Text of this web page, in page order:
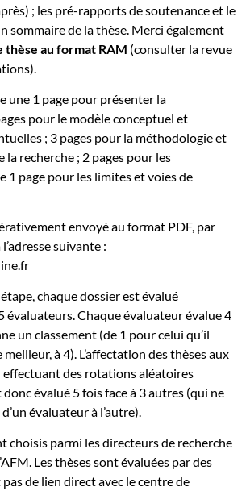
; les pré-rapports de soutenance et le
sommaire de la thèse. Merci également
thèse au format RAM (consulter la revue
une 1 page pour présenter la
pour le modèle conceptuel et
; 3 pages pour la méthodologie et
la recherche ; 2 pages pour les
1 page pour les limites et voies de
envoyé au format PDF, par
suivante :
chaque dossier est évalué
évaluateurs. Chaque évaluateur évalue 4
un classement (de 1 pour celui qu’il
à 4). L’affectation des thèses aux
effectuant des rotations aléatoires
évalué 5 fois face à 3 autres (qui ne
évaluateur à l’autre).
choisis parmi les directeurs de recherche
Les thèses sont évaluées par des
de lien direct avec le centre de